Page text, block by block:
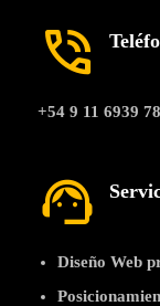
phone_in_talk
+54 9 11 6939
support_agent
Diseño Web